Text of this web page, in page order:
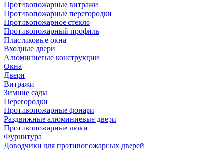
Противопожарные витражи
Противопожарные перегородки
Противопожарное стекло
Противопожарный профиль
Пластиковые окна
Входные двери
Алюминиевые конструкции
Окна
Двери
Витражи
Зимние сады
Перегородки
Противопожарные фонари
Раздвижные алюминиевые двери
Противопожарные люки
Фурнитура
Доводчики для противопожарных дверей